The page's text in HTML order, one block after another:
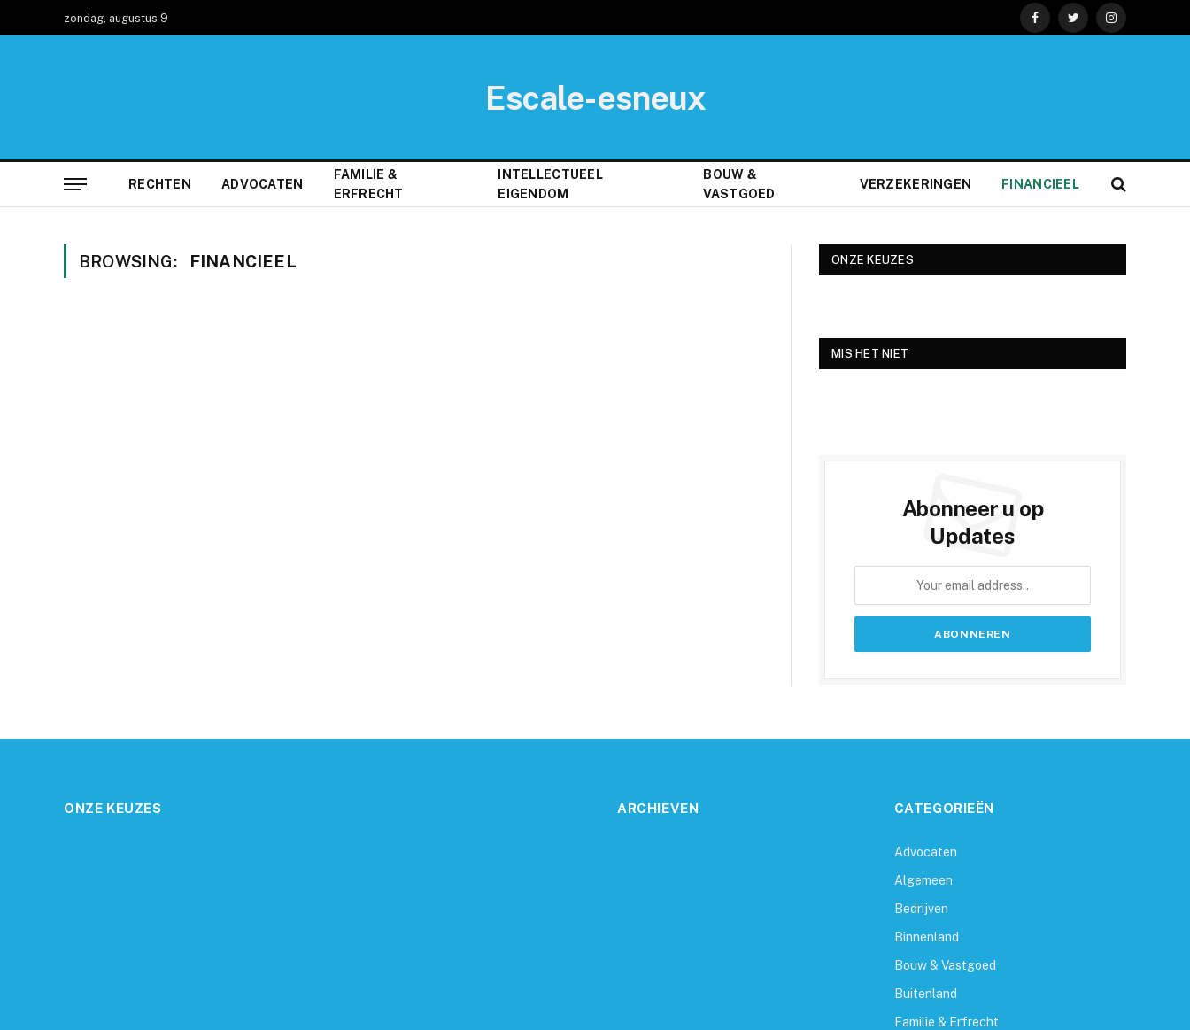
zondag, augustus 9
FacebookTwitterInstagram
Escale-esneux
RECHTEN ADVOCATEN
FAMILIE &
ERFRECHT
INTELLECTUEEL
EIGENDOM
BOUW &
VASTGOED
VERZEKERINGEN FINANCIEEL
BROWSING: FINANCIEEL ONZE KEUZES
MIS HET NIET
Abonneer u op
Updates
ONZE KEUZES ARCHIEVEN CATEGORIEËN
Advocaten
Algemeen
Bedrijven
Binnenland
Bouw & Vastgoed
Buitenland
Familie & Erfrecht